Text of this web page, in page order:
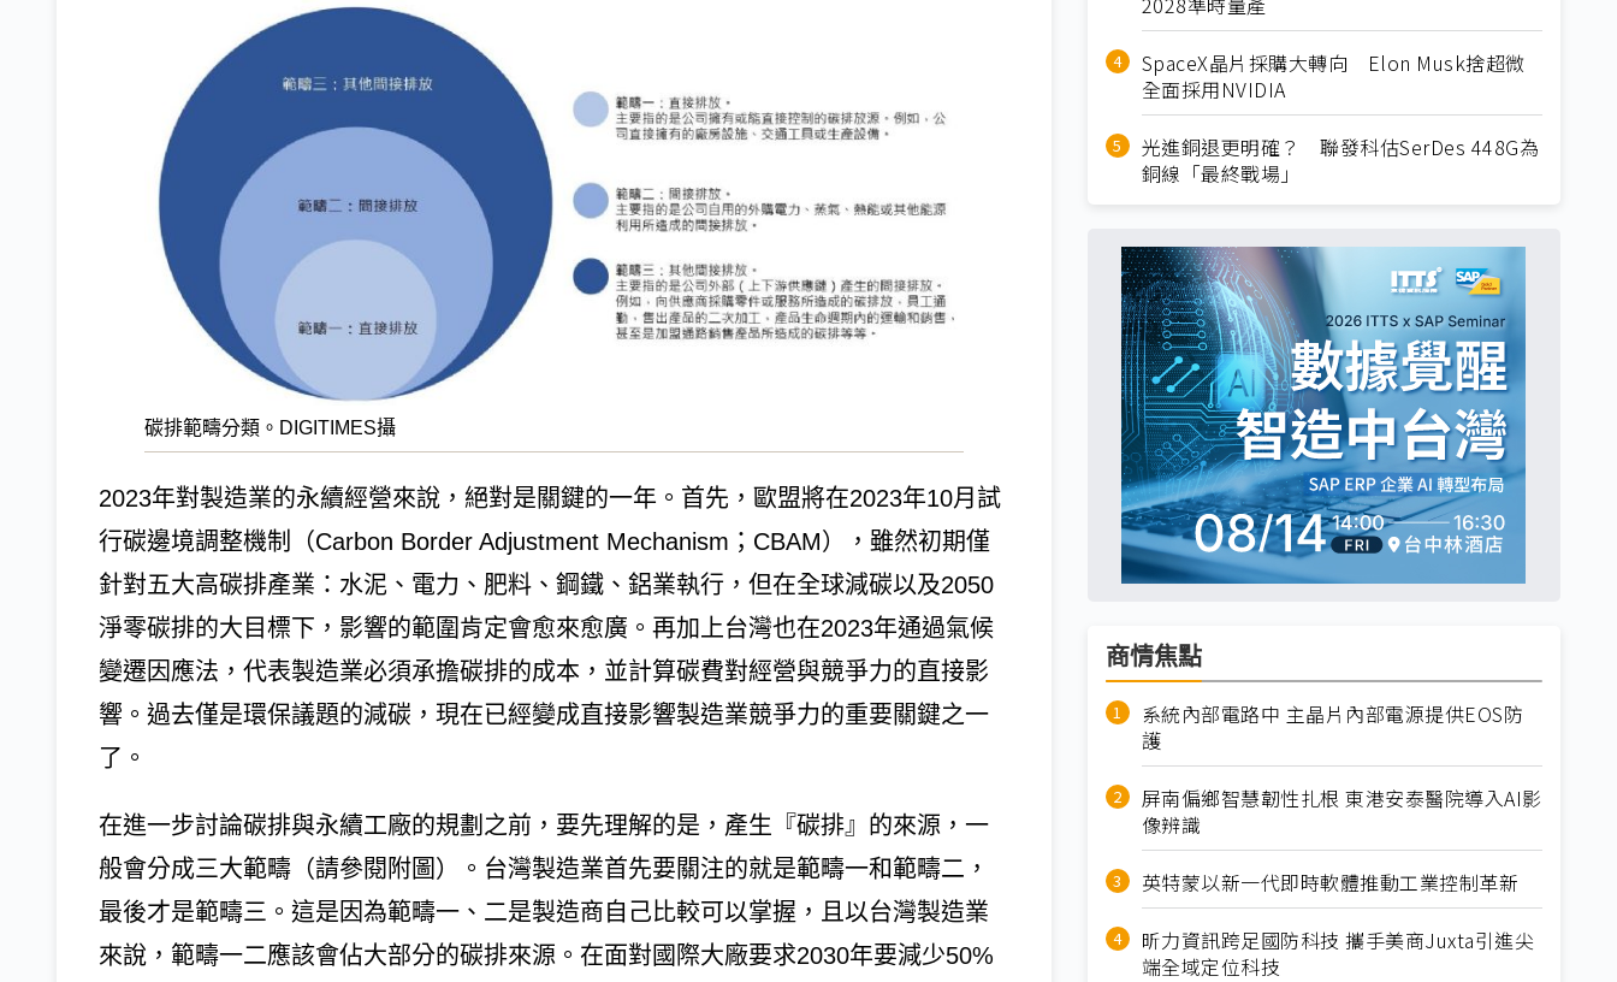
碳排範疇分類。DIGITIMES攝
2023年對製造業的永續經營來說，絕對是關鍵的一年。首先，歐盟將在2023年10月試
行碳邊境調整機制（Carbon Border Adjustment Mechanism；CBAM），雖然初期僅
針對五大高碳排產業：水泥、電力、肥料、鋼鐵、鋁業執行，但在全球減碳以及2050
淨零碳排的大目標下，影響的範圍肯定會愈來愈廣。再加上台灣也在2023年通過氣候
變遷因應法，代表製造業必須承擔碳排的成本，並計算碳費對經營與競爭力的直接影
響。過去僅是環保議題的減碳，現在已經變成直接影響製造業競爭力的重要關鍵之一
了。
在進一步討論碳排與永續工廠的規劃之前，要先理解的是，產生『碳排』的來源，一
般會分成三大範疇（請參閱附圖）。台灣製造業首先要關注的就是範疇一和範疇二，
最後才是範疇三。這是因為範疇一、二是製造商自己比較可以掌握，且以台灣製造業
來說，範疇一二應該會佔大部分的碳排來源。在面對國際大廠要求2030年要減少50%
SpaceX晶片採購大轉向 Elon Musk捨超微
全面採用NVIDIA
光進銅退更明確？ 聯發科估SerDes 448G為
銅線「最終戰場」
商情焦點
系統內部電路中 主晶片內部電源提供EOS防
護
屏南偏鄉智慧韌性扎根 東港安泰醫院導入AI影
像辨識
英特蒙以新一代即時軟體推動工業控制革新
昕力資訊跨足國防科技 攜手美商Juxta引進尖
端全域定位科技